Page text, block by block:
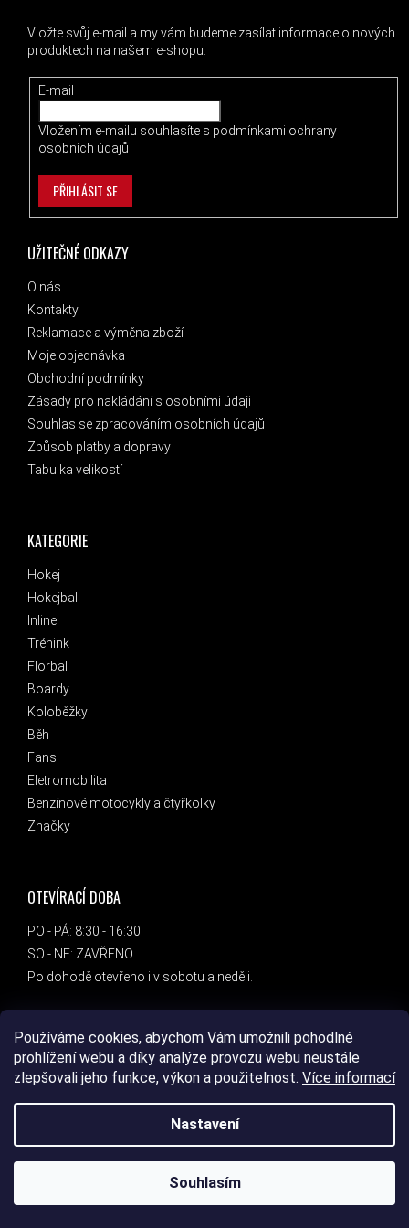
Používáme cookies, abychom Vám umožnili pohodlné
prohlížení webu a díky analýze provozu webu neustále
zlepšovali jeho funkce, výkon a použitelnost. Více informací
Nastavení
Souhlasím
KATEGORIE
Hokej
Hokejbal
Inline
Trénink
Florbal
Boardy
Koloběžky
Běh
Fans
Eletromobilita
Benzínové motocykly a čtyřkolky
Značky
UŽITEČNÉ ODKAZY
O nás
Kontakty
Reklamace a výměna zboží
Moje objednávka
Obchodní podmínky
Zásady pro nakládání s osobními údaji
Souhlas se zpracováním osobních údajů
Způsob platby a dopravy
Tabulka velikostí
OTEVÍRACÍ DOBA
PO - PÁ: 8:30 - 16:30
SO - NE: ZAVŘENO
Po dohodě otevřeno i v sobotu a neděli.
ADRESA
DEVIL SPORT
Mohelnice
Vložte svůj e-mail a my vám budeme zasílat informace o nových
produktech na našem e-shopu.
E-mail
Vložením e-mailu souhlasíte s podmínkami ochrany
osobních údajů
PŘIHLÁSIT SE